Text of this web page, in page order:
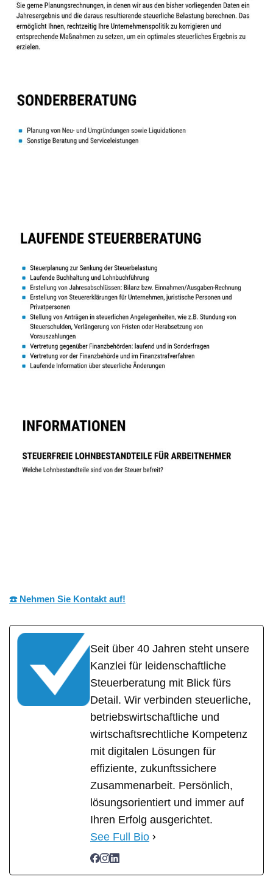
☎️ Nehmen Sie Kontakt auf!
Seit über 40 Jahren steht unsere
Kanzlei für leidenschaftliche
Steuerberatung mit Blick fürs
Detail. Wir verbinden steuerliche,
betriebswirtschaftliche und
wirtschaftsrechtliche Kompetenz
mit digitalen Lösungen für
effiziente, zukunftssichere
Zusammenarbeit. Persönlich,
lösungsorientiert und immer auf
Ihren Erfolg ausgerichtet.
See Full Bio